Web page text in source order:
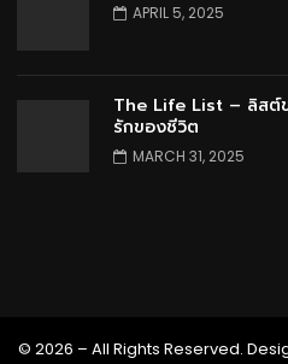
APRIL 5, 2025
The Life List – ลิสต์
รักของชีวิต
MARCH 31, 2025
© 2026 – All Rights Reserved.